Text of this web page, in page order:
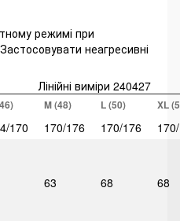
режимі при
неагресивні
Лінійні виміри 240427
M (48) L (50) XL
170 170/176 170/176
63 68 68